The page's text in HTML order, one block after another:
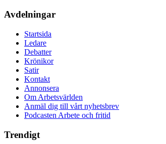
Avdelningar
Startsida
Ledare
Debatter
Krönikor
Satir
Kontakt
Annonsera
Om Arbetsvärlden
Anmäl dig till vårt nyhetsbrev
Podcasten Arbete och fritid
Trendigt